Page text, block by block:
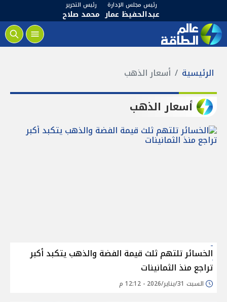
رئيس مجلس الإدارة
عبدالحفيظ عمار
رئيس التحرير
محمد صلاح
الرئيسية أسعار الذهب
أسعار الذهب
الخسائر تلتهم ثلث قيمة الفضة والذهب يتكبد أكبر
تراجع منذ الثمانينات
السبت 31/يناير/2026 - 12:12 م